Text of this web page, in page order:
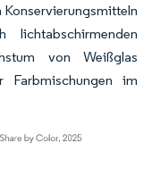
Konservierungsmitteln
von Weißglas
im